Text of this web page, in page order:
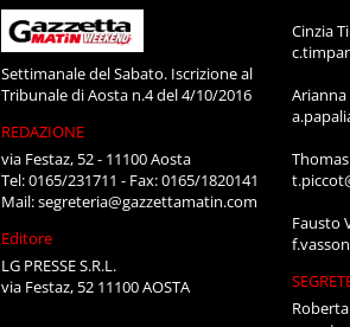
Settimanale del Sabato. Iscrizione al
Tribunale di Aosta n.4 del 4/10/2016
REDAZIONE
via Festaz, 52 - 11100 Aosta
Tel: 0165/231711 - Fax: 0165/1820141
Mail:segreteria@gazzettamatin.com
Editore
LG PRESSE S.R.L.
via Festaz, 52 11100 AOSTA
Cinzia
Arianna
Fausto